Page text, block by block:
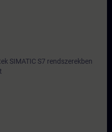
SIMATIC S7 rendszerekben